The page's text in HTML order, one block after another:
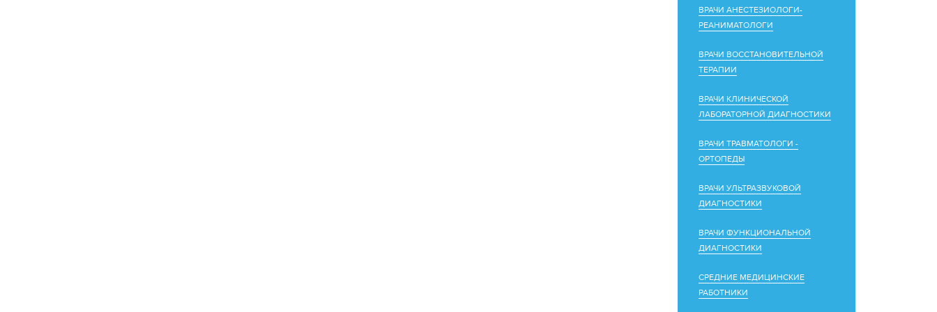
ВРАЧИ АНЕСТЕЗИОЛОГИ-
РЕАНИМАТОЛОГИ
ВРАЧИ ВОССТАНОВИТЕЛЬНОЙ
ТЕРАПИИ
ВРАЧИ КЛИНИЧЕСКОЙ
ЛАБОРАТОРНОЙ ДИАГНОСТИКИ
ВРАЧИ ТРАВМАТОЛОГИ -
ОРТОПЕДЫ
ВРАЧИ УЛЬТРАЗВУКОВОЙ
ДИАГНОСТИКИ
ВРАЧИ ФУНКЦИОНАЛЬНОЙ
ДИАГНОСТИКИ
СРЕДНИЕ МЕДИЦИНСКИЕ
РАБОТНИКИ